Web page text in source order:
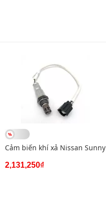
Cảm biến khí xả Nissan Sunny
2,131,250₫